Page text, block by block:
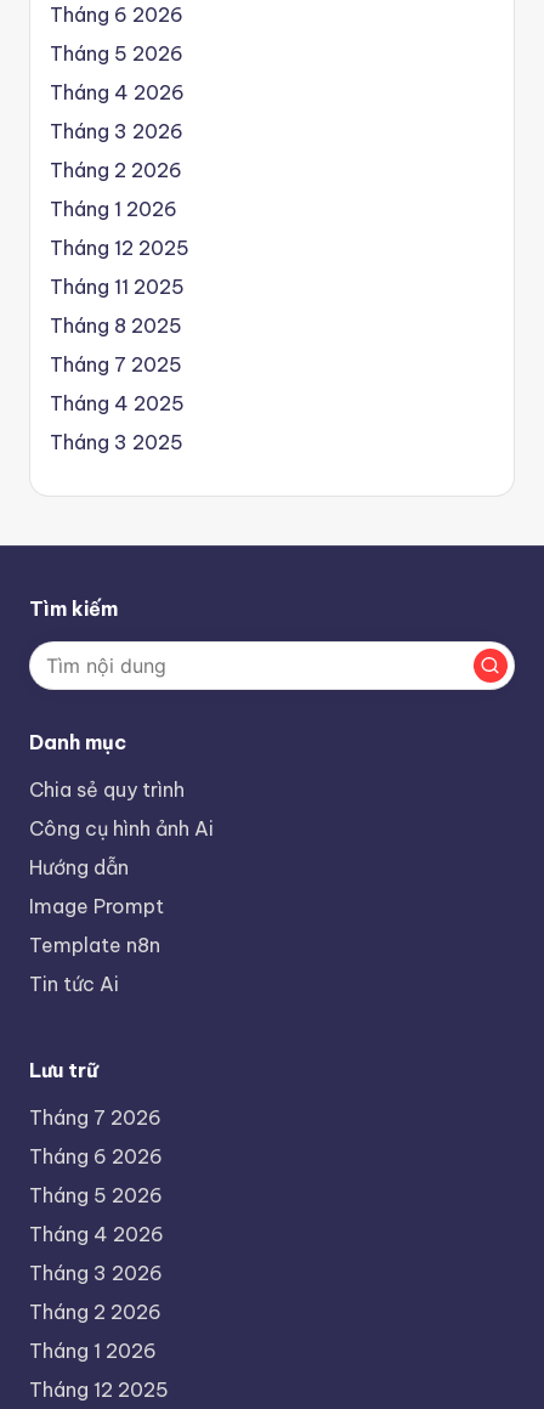
Tháng 6 2026
Tháng 5 2026
Tháng 4 2026
Tháng 3 2026
Tháng 2 2026
Tháng 1 2026
Tháng 12 2025
Tháng 11 2025
Tháng 8 2025
Tháng 7 2025
Tháng 4 2025
Tháng 3 2025
Tìm kiếm
Danh mục
Chia sẻ quy trình
Công cụ hình ảnh Ai
Hướng dẫn
Image Prompt
Template n8n
Tin tức Ai
Lưu trữ
Tháng 7 2026
Tháng 6 2026
Tháng 5 2026
Tháng 4 2026
Tháng 3 2026
Tháng 2 2026
Tháng 1 2026
Tháng 12 2025